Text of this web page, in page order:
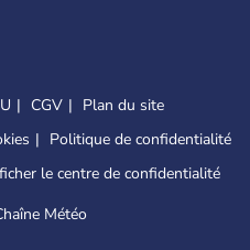
CGV
Plan du site
Politique de confidentialité
le centre de confidentialité
Météo